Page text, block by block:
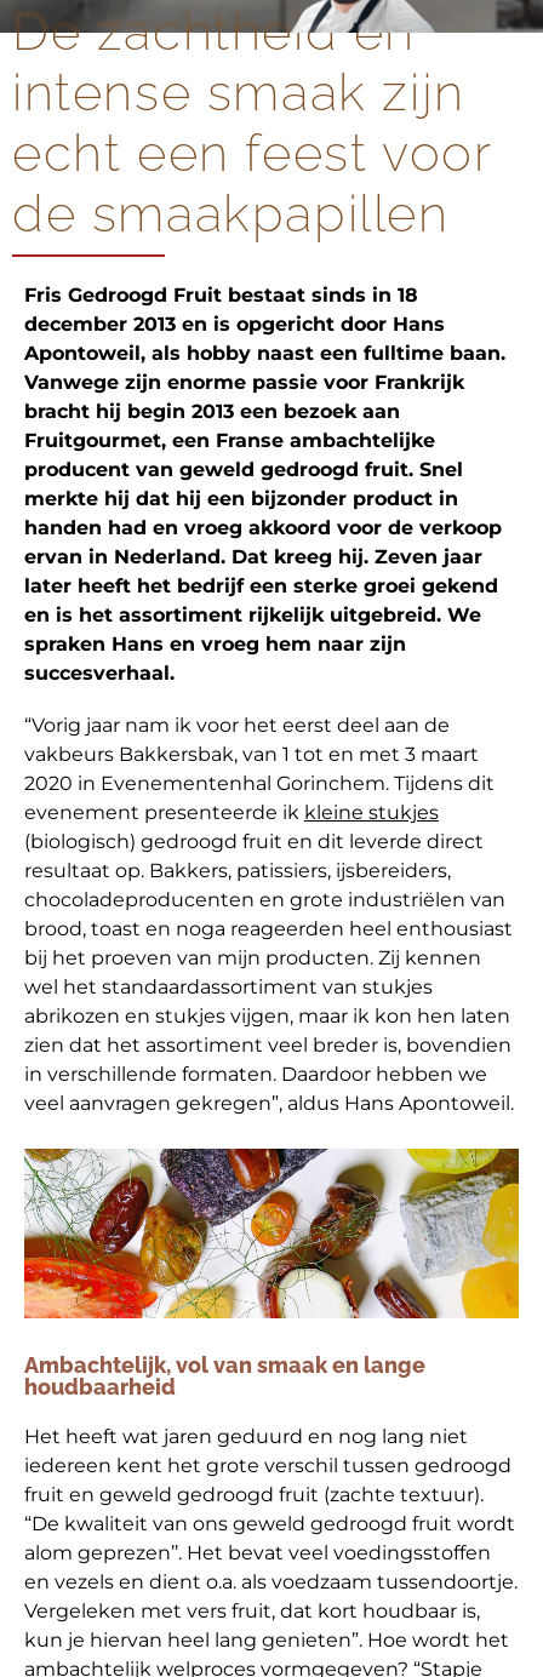
De zachtheid en
intense smaak zijn
echt een feest voor
de smaakpapillen
Fris Gedroogd Fruit bestaat sinds in 18
december 2013 en is opgericht door Hans
Apontoweil, als hobby naast een fulltime baan.
Vanwege zijn enorme passie voor Frankrijk
bracht hij begin 2013 een bezoek aan
Fruitgourmet, een Franse ambachtelijke
producent van geweld gedroogd fruit. Snel
merkte hij dat hij een bijzonder product in
handen had en vroeg akkoord voor de verkoop
ervan in Nederland. Dat kreeg hij. Zeven jaar
later heeft het bedrijf een sterke groei gekend
en is het assortiment rijkelijk uitgebreid. We
spraken Hans en vroeg hem naar zijn
succesverhaal.
“Vorig jaar nam ik voor het eerst deel aan de
vakbeurs Bakkersbak, van 1 tot en met 3 maart
2020 in Evenementenhal Gorinchem. Tijdens dit
evenement presenteerde ik kleine stukjes
(biologisch) gedroogd fruit en dit leverde direct
resultaat op. Bakkers, patissiers, ijsbereiders,
chocoladeproducenten en grote industriëlen van
brood, toast en noga reageerden heel enthousiast
bij het proeven van mijn producten. Zij kennen
wel het standaardassortiment van stukjes
abrikozen en stukjes vijgen, maar ik kon hen laten
zien dat het assortiment veel breder is, bovendien
in verschillende formaten. Daardoor hebben we
veel aanvragen gekregen”, aldus Hans Apontoweil.
Ambachtelijk, vol van smaak en lange
houdbaarheid
Het heeft wat jaren geduurd en nog lang niet
iedereen kent het grote verschil tussen gedroogd
fruit en geweld gedroogd fruit (zachte textuur).
“De kwaliteit van ons geweld gedroogd fruit wordt
alom geprezen’’. Het bevat veel voedingsstoffen
en vezels en dient o.a. als voedzaam tussendoortje.
Vergeleken met vers fruit, dat kort houdbaar is,
kun je hiervan heel lang genieten”. Hoe wordt het
ambachtelijk welproces vormgegeven? “Stapje